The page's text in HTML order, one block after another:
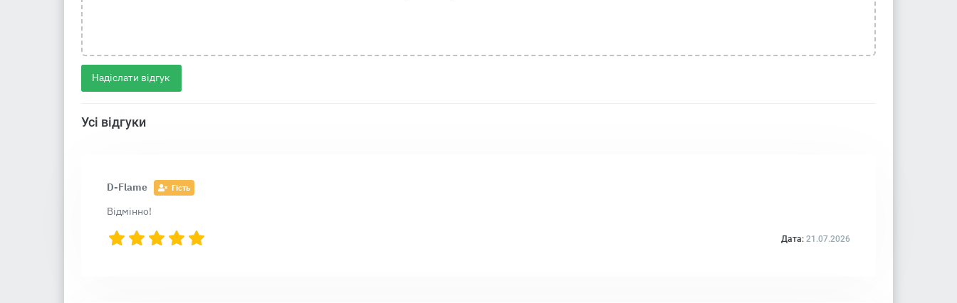
Надіслати відгук
Усі відгуки
D-Flame Гість
Відмінно!
Дата: 21.07.2026